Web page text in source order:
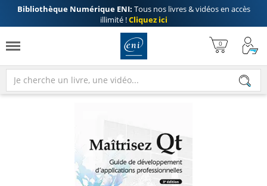
Bibliothèque Numérique ENI: Tous nos livres & vidéos en accès
illimité !Cliquez ici